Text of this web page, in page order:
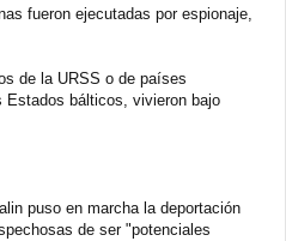
fueron ejecutadas por espionaje,
de la URSS o de países
Estados bálticos, vivieron bajo
puso en marcha la deportación
de ser "potenciales